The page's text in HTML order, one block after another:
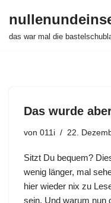
Zum
das war mal die
Das wurde
von 011i 22.
Sitzt Du bequem?
wenig länger, mal
hier wieder nix zu
sein. Und warum nun